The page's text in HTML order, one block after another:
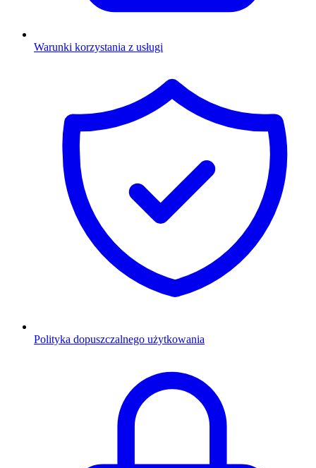
Warunki korzystania z usługi
Polityka dopuszczalnego użytkowania